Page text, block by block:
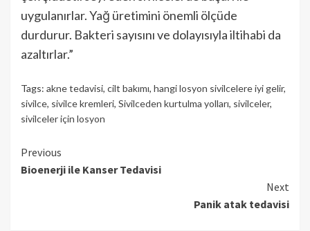
uygulanırlar. Yağ üretimini önemli ölçüde
durdurur. Bakteri sayısını ve dolayısıyla iltihabi da
azaltırlar.”
Tags: akne tedavisi, cilt bakımı, hangi losyon sivilcelere iyi gelir,
sivilce, sivilce kremleri, Sivilceden kurtulma yolları, sivilceler,
sivilceler için losyon
Continue
Reading
Previous
Bioenerji ile Kanser Tedavisi
Next
Panik atak tedavisi